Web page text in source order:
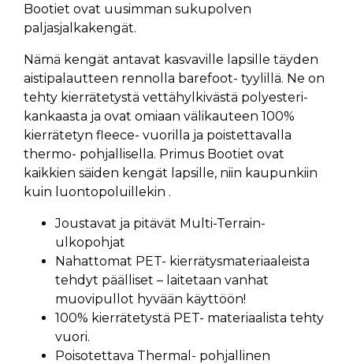
Bootiet ovat uusimman sukupolven
paljasjalkakengät.
Nämä kengät antavat kasvaville lapsille täyden
aistipalautteen rennolla barefoot- tyylillä. Ne on
tehty kierrätetystä vettähylkivästä polyesteri-
kankaasta ja ovat omiaan välikauteen 100%
kierrätetyn fleece- vuorilla ja poistettavalla
thermo- pohjallisella. Primus Bootiet ovat
kaikkien säiden kengät lapsille, niin kaupunkiin
kuin luontopoluillekin .
Joustavat ja pitävät Multi-Terrain-
ulkopohjat
Nahattomat PET- kierrätysmateriaaleista
tehdyt päälliset – laitetaan vanhat
muovipullot hyvään käyttöön!
100% kierrätetystä PET- materiaalista tehty
vuori.
Poisotettava Thermal- pohjallinen